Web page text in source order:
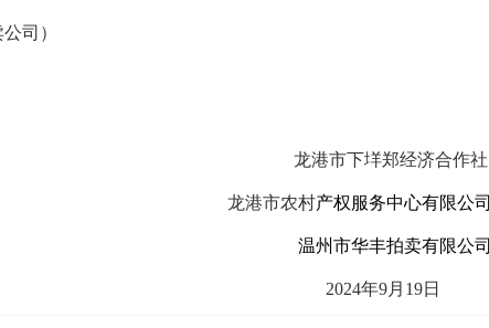
司）
龙港市下垟郑经济合作社
龙港市农村产权服务中心有限公司
温州市华丰拍卖有限公司
2024年9月 19日